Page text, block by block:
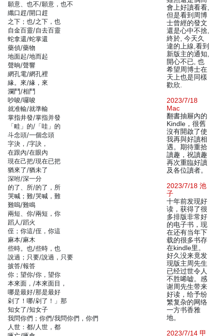
願意、也不/願意，也不
纖口趕/開口趕
之下；也/之下，也
自金百靈/自去百靈
蛇拿還/蛇掌還
藥偵/藥物
地面起/地而起
聲晌/聲響
網孔電/網孔裡
緣。來/緣，來
瀾鬥/相鬥
吵唆/囉唆
就准輸/就準輸
掌指井發/掌指并發
「畦」的/「哇」的
斗念頭/一個念頭
字決，/字訣，
在跟內/在眼內
現在己把/現在已把
猶來了/猶未了
深咐/深一分
的了、所/的了，所
哭喊；難/哭喊，難
難嗚/難鳴
兩短、你/兩短，你
蹈人/蹈火
侄；你這/侄，你這
麻本/麻木
些時。也/些時，也
說過；只要/說過，只要
披答/報答
你；望你/你，望你
本來面，/本來面目，
哪是最好/那是最好
剁了！哪/剁了！」那
知女了/知女子
我問你們；你們/我問你們，你們
人世：都/人世，都
會上好讀看看,
但是看到周博
士曾經的發文
還是心中不捨,
終於, 今天久
違的上線,看到
新版主的通知,
開心不已, 也
希望周博士在
天上也是同樣
歡欣.
2023/7/18
Mac
翻書抽屜內的
Kindle，很舊
沒有開啟了使
我再與好讀相
遇。期待重拾
讀趣，祝讀趣
再次重臨好讀
及各位讀者。
2023/7/18 池
子
十年前发现好
读，获得了很
多排版非常好
的电子书，现
在还有当年下
载的很多书存
在kindle里。
好久没来竟发
现版主周先生
已经过世令人
不胜唏嘘。感
谢周先生带来
好读，给予纷
繁复杂的网络
一方书香雅
地。
2023/7/14 甲